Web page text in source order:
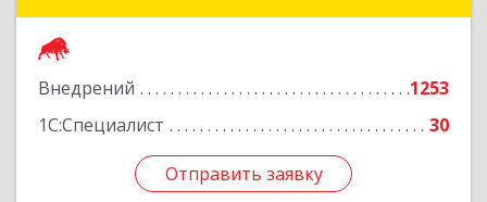
Внедрений
1253
1С:Специалист
30
Отправить заявку
Отправить заявку